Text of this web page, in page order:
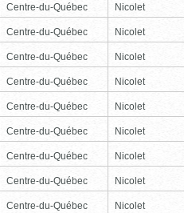
Centre-du-Québec Nicolet
Centre-du-Québec Nicolet
Centre-du-Québec Nicolet
Centre-du-Québec Nicolet
Centre-du-Québec Nicolet
Centre-du-Québec Nicolet
Centre-du-Québec Nicolet
Centre-du-Québec Nicolet
Centre-du-Québec Nicolet